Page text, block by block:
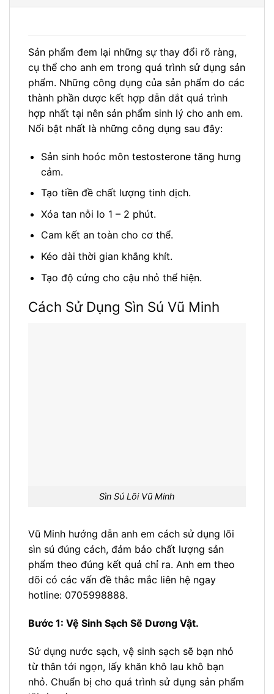
Sản phẩm đem lại những sự thay đổi rõ ràng,
cụ thể cho anh em trong quá trình sử dụng sản
phẩm. Những công dụng của sản phẩm do các
thành phần dược kết hợp dẫn dắt quá trình
hợp nhất tại nên sản phẩm sinh lý cho anh em.
Nổi bật nhất là những công dụng sau đây:
Sản sinh hoóc môn testosterone tăng hưng
cảm.
Tạo tiền đề chất lượng tinh dịch.
Xóa tan nỗi lo 1 – 2 phút.
Cam kết an toàn cho cơ thể.
Kéo dài thời gian khắng khít.
Tạo độ cứng cho cậu nhỏ thể hiện.
Cách Sử Dụng Sìn Sú Vũ Minh
Sìn Sú Lõi Vũ Minh
Vũ Minh hướng dẫn anh em cách sử dụng lõi
sìn sú đúng cách, đảm bảo chất lượng sản
phẩm theo đúng kết quả chỉ ra. Anh em theo
dõi có các vấn đề thắc mắc liên hệ ngay
hotline: 0705998888.
Bước 1: Vệ Sinh Sạch Sẽ Dương Vật.
Sử dụng nước sạch, vệ sinh sạch sẽ bạn nhỏ
từ thân tới ngọn, lấy khăn khô lau khô bạn
nhỏ. Chuẩn bị cho quá trình sử dụng sản phẩm